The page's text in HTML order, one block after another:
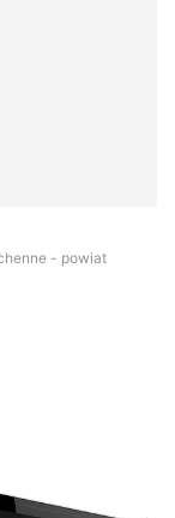
- powiat